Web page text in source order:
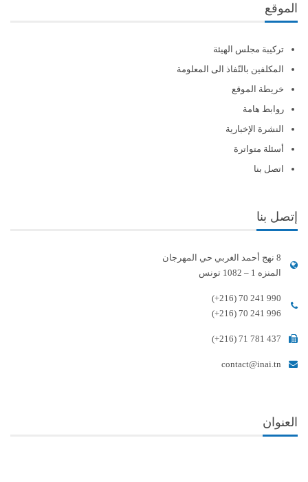
الموقع
تركيبة مجلس الهيئة
المكلفين بالنّفاذ الى المعلومة
خريطة الموقع
روابط هامة
النشرة الإخبارية
أسئلة متواترة
اتصل بنا
إتصل بنا
8 نهج أحمد الغربي حي المهرجان
المنزه 1 – 1082 تونس
(+216) 70 241 990
(+216) 70 241 996
(+216) 71 781 437
contact@inai.tn
العنوان